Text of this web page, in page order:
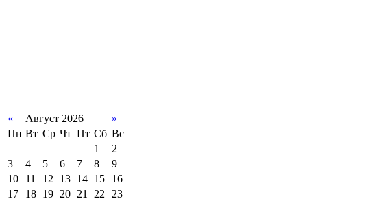
« Август 2026
»
Пн Вт Ср Чт Пт Сб Вс
1
2
3
4 5 6 7 8
9
10
11 12 13 14 15
16
17
18 19 20 21 22 23